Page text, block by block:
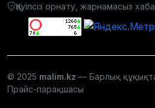
Қауіпсіз орнату, жарнамасыз
© 2025 malim.kz — Барлық
Прайс-парақшасы